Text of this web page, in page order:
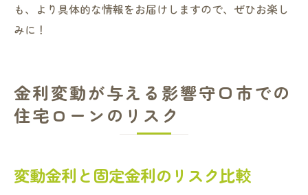
も、より具体的な情報をお届けしますので、ぜひお楽し
みに！
金利変動が与える影響守口市での
住宅ローンのリスク
変動金利と固定金利のリスク比較